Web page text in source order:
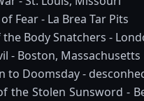
Fear - La Brea Tar Pits
Body Snatchers -
- Boston, Massachusetts
to Doomsday -
the Stolen Sunsword -